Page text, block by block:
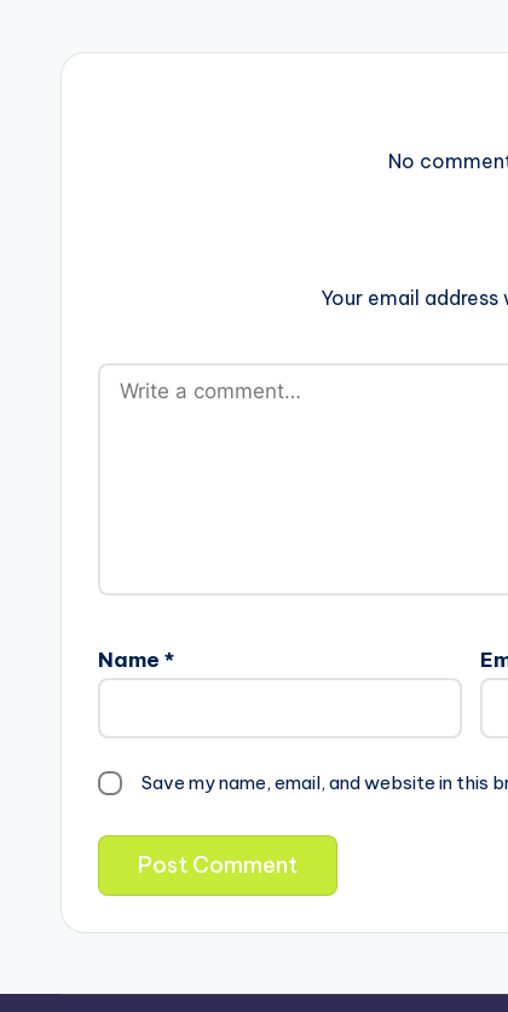
No
Your email
Name *
Save my name, email, and website in this